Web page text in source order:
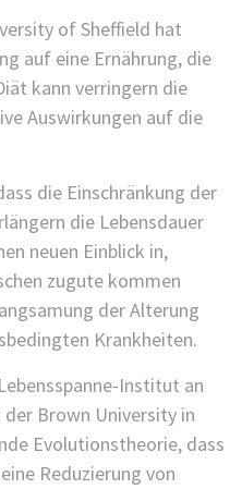
of Sheffield hat
auf eine Ernährung, die
kann verringern die
Auswirkungen auf die
die Einschränkung der
die Lebensdauer
neuen Einblick in,
zugute kommen
der Alterung
Krankheiten.
Institut an
Brown University in
Evolutionstheorie, dass
Reduzierung von